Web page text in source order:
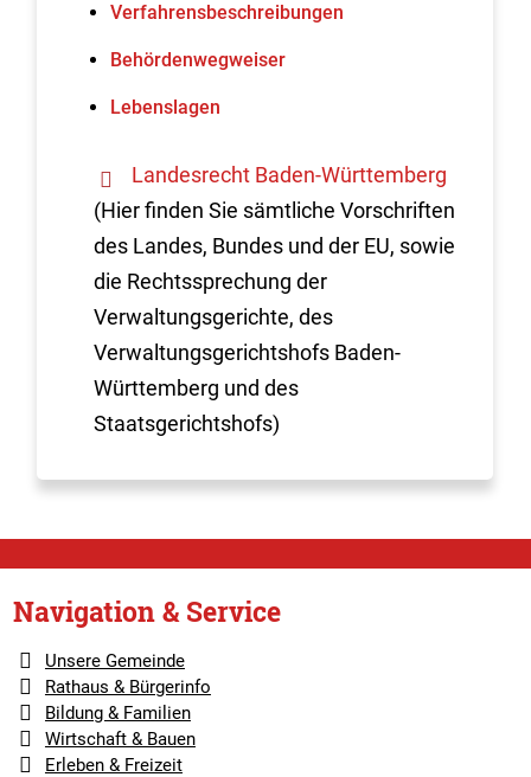
Verfahrens­beschreibungen
Behördenwegweiser
Lebenslagen
Landesrecht Baden-Württemberg
(Hier finden Sie sämtliche Vorschriften
des Landes, Bundes und der EU, sowie
die Rechtssprechung der
Verwaltungsgerichte, des
Verwaltungsgerichtshofs Baden-
Württemberg und des
Staatsgerichtshofs)
Navigation & Service
Unsere Gemeinde
Rathaus & Bürgerinfo
Bildung & Familien
Wirtschaft & Bauen
Erleben & Freizeit